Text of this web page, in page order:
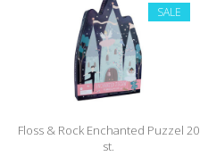
SALE
Floss & Rock Enchanted Puzzel 20
st.